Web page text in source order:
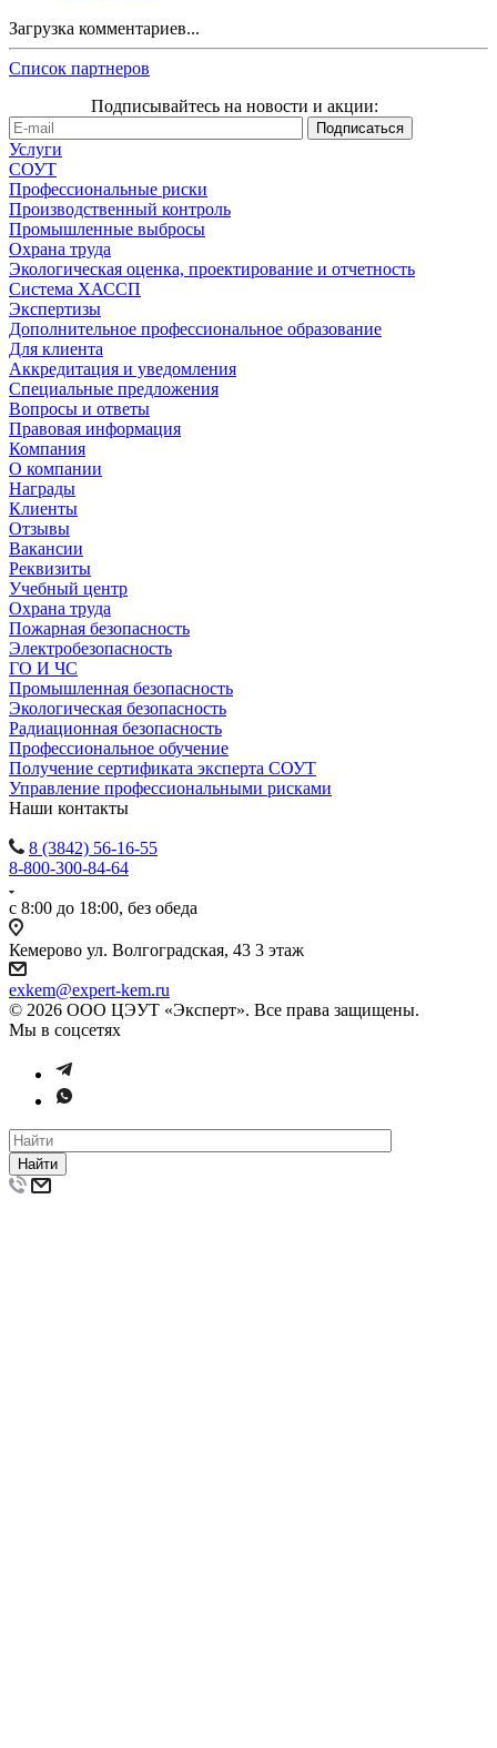
Загрузка комментариев...
Список партнеров
Подписывайтесь на новости и акции:
Услуги
СОУТ
Профессиональные риски
Производственный контроль
Промышленные выбросы
Охрана труда
Экологическая оценка, проектирование и отчетность
Система ХАССП
Экспертизы
Дополнительное профессиональное образование
Для клиента
Аккредитация и уведомления
Специальные предложения
Вопросы и ответы
Правовая информация
Компания
О компании
Награды
Клиенты
Отзывы
Вакансии
Реквизиты
Учебный центр
Охрана труда
Пожарная безопасность
Электробезопасность
ГО И ЧС
Промышленная безопасность
Экологическая безопасность
Радиационная безопасность
Профессиональное обучение
Получение сертификата эксперта СОУТ
Управление профессиональными рисками
Наши контакты
8 (3842) 56-16-55
8-800-300-84-64
с 8:00 до 18:00, без обеда
Кемерово ул. Волгоградская, 43 3 этаж
exkem@expert-kem.ru
© 2026 ООО ЦЭУТ «Эксперт». Все права защищены.
Мы в соцсетях
Найти